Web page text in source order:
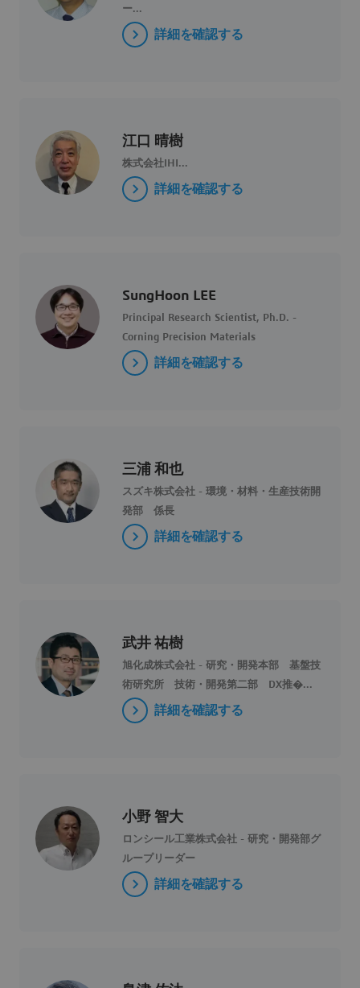
ー...
詳細を確認する
江口 晴樹
株式会社IHI...
詳細を確認する
SungHoon LEE
Principal Research Scientist, Ph.D. -
Corning Precision Materials
詳細を確認する
三浦 和也
スズキ株式会社 - 環境・材料・生産技術開
発部 係長
詳細を確認する
武井 祐樹
旭化成株式会社 - 研究・開発本部 基盤技
術研究所 技術・開発第二部 DX推�...
詳細を確認する
小野 智大
ロンシール工業株式会社 - 研究・開発部グ
ループリーダー
詳細を確認する